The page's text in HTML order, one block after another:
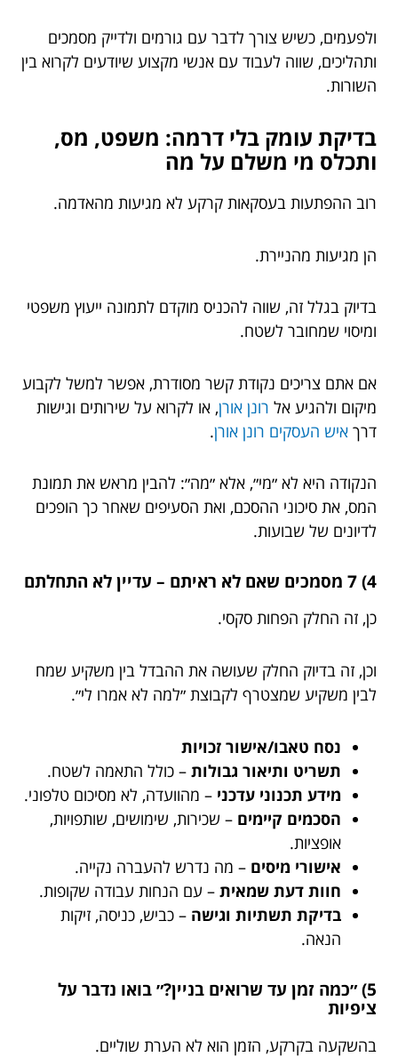
ולפעמים, כשיש צורך לדבר עם גורמים ולדייק מסמכים
ותהליכים, שווה לעבוד עם אנשי מקצוע שיודעים לקרוא בין
השורות.
בדיקת עומק בלי דרמה: משפט, מס,
ותכלס מי משלם על מה
רוב ההפתעות בעסקאות קרקע לא מגיעות מהאדמה.
הן מגיעות מהניירת.
בדיוק בגלל זה, שווה להכניס מוקדם לתמונה ייעוץ משפטי
ומיסוי שמחובר לשטח.
אם אתם צריכים נקודת קשר מסודרת, אפשר למשל לקבוע
מיקום ולהגיע אל רונן אורן, או לקרוא על שירותים וגישות
דרך איש העסקים רונן אורן.
הנקודה היא לא ״מי״, אלא ״מה״: להבין מראש את תמונת
המס, את סיכוני ההסכם, ואת הסעיפים שאחר כך הופכים
לדיונים של שבועות.
4) 7 מסמכים שאם לא ראיתם – עדיין לא התחלתם
כן, זה החלק הפחות סקסי.
וכן, זה בדיוק החלק שעושה את ההבדל בין משקיע שמח
לבין משקיע שמצטרף לקבוצת ״למה לא אמרו לי״.
נסח טאבו/אישור זכויות
תשריט ותיאור גבולות – כולל התאמה לשטח.
מידע תכנוני עדכני – מהוועדה, לא מסיכום טלפוני.
הסכמים קיימים – שכירות, שימושים, שותפויות,
אופציות.
אישורי מיסים – מה נדרש להעברה נקייה.
חוות דעת שמאית – עם הנחות עבודה שקופות.
בדיקת תשתיות וגישה – כביש, כניסה, זיקות
הנאה.
5) ״כמה זמן עד שרואים בניין?״ בואו נדבר על
ציפיות
בהשקעה בקרקע, הזמן הוא לא הערת שוליים.